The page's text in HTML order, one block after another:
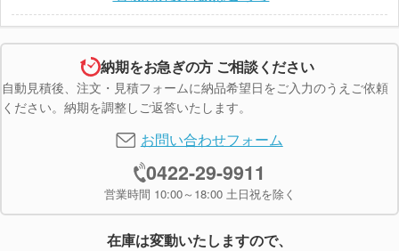
納期をお急ぎの方 ご相談ください
自動見積後、注文・見積フォームに納品希望日をご入力のうえご依頼
ください。納期を調整しご返答いたします。
お問い合わせフォーム
0422-29-9911
営業時間 10:00～18:00 土日祝を除く
在庫は変動いたしますので、